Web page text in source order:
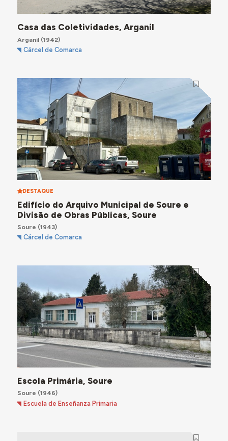
Casa das Coletividades, Arganil
Arganil(1942)
Cárcel de Comarca
DESTAQUE
Edifício do Arquivo Municipal de Soure e
Divisão de Obras Públicas, Soure
Soure (1943)
Cárcel de Comarca
Escola Primária, Soure
Soure (1946)
Escuela de Enseñanza Primaria